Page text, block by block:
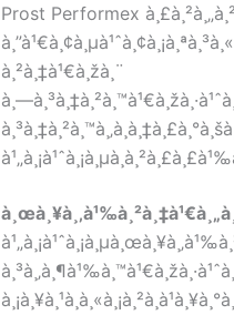
Prost Performex
à¸²à¸‡à¹€à¸žà¸¨